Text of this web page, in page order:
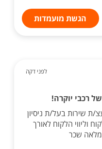
הגשת מועמדות
לפני דקה
רכבי יוקרה!
ת שירות בעל/ת ניסיון
וליווי הלקוח לאורך
מלאה שכר